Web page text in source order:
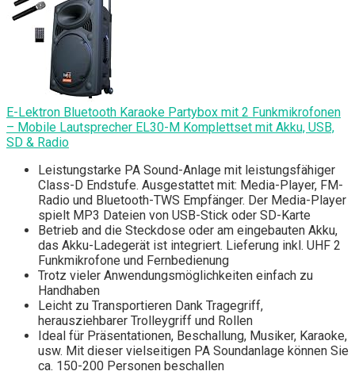
E-Lektron Bluetooth Karaoke Partybox mit 2 Funkmikrofonen
– Mobile Lautsprecher EL30-M Komplettset mit Akku, USB,
SD & Radio
Leistungstarke PA Sound-Anlage mit leistungsfähiger
Class-D Endstufe. Ausgestattet mit: Media-Player, FM-
Radio und Bluetooth-TWS Empfänger. Der Media-Player
spielt MP3 Dateien von USB-Stick oder SD-Karte
Betrieb and die Steckdose oder am eingebauten Akku,
das Akku-Ladegerät ist integriert. Lieferung inkl. UHF 2
Funkmikrofone und Fernbedienung
Trotz vieler Anwendungsmöglichkeiten einfach zu
Handhaben
Leicht zu Transportieren Dank Tragegriff,
herausziehbarer Trolleygriff und Rollen
Ideal für Präsentationen, Beschallung, Musiker, Karaoke,
usw. Mit dieser vielseitigen PA Soundanlage können Sie
ca. 150-200 Personen beschallen